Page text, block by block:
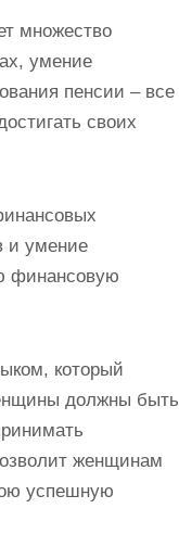
множество
умение
пенсии – все
своих
и умение
финансовую
который
должны быть
женщинам
успешную